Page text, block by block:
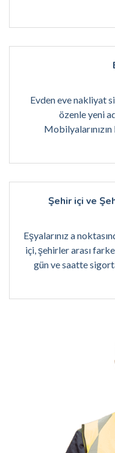
Evden eve nakliyat
özenle yeni
Şehir içi ve
Eşyalarınız a
içi, şehirler arası
gün ve saatte